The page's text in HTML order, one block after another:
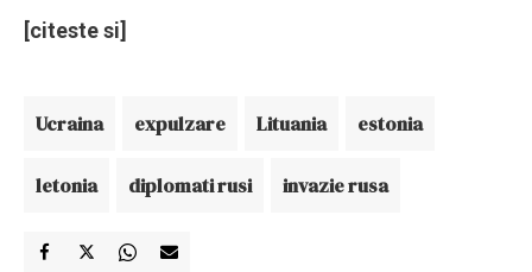
[citeste si]
Ucraina expulzare Lituania estonia
letonia diplomati rusi invazie rusa